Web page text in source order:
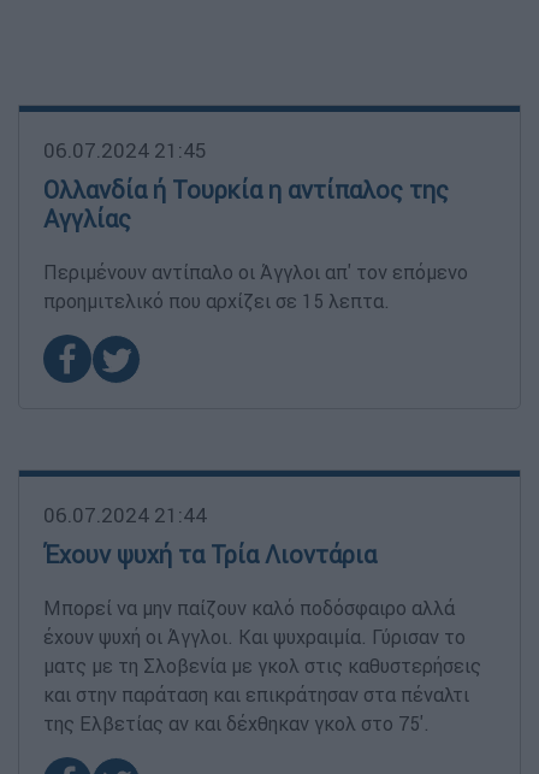
06.07.2024 21:45
Ολλανδία ή Τουρκία η αντίπαλος της
Αγγλίας
Περιμένουν αντίπαλο οι Άγγλοι απ' τον επόμενο
προημιτελικό που αρχίζει σε 15 λεπτα.
06.07.2024 21:44
Έχουν ψυχή τα Τρία Λιοντάρια
Μπορεί να μην παίζουν καλό ποδόσφαιρο αλλά
έχουν ψυχή οι Άγγλοι. Και ψυχραιμία. Γύρισαν το
ματς με τη Σλοβενία με γκολ στις καθυστερήσεις
και στην παράταση και επικράτησαν στα πέναλτι
της Ελβετίας αν και δέχθηκαν γκολ στο 75'.